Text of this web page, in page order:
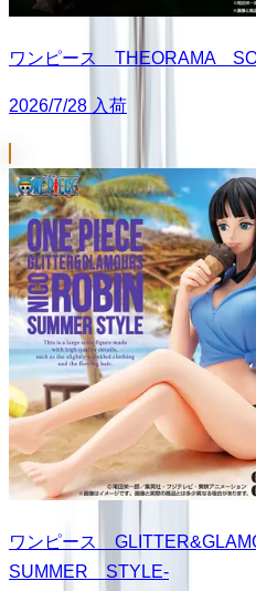
ワンピース THEORAMA
2026/7/28 入荷
ワンピース
SUMMER STYLE-